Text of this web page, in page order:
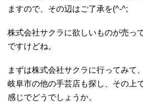
ますので、その辺はご了承を(^-^;
株式会社サクラに欲しいものが売っ
ですけどね。
まずは株式会社サクラに行ってみて
岐阜市の他の手芸店も探し、その上
感じでどうでしょうか。